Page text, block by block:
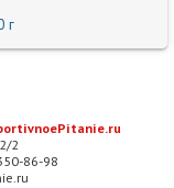
г
2
86-98